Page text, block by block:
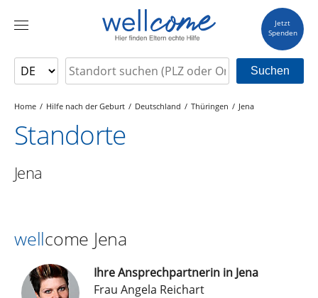
Jetzt
Spenden
Suchen
Home Hilfe nach der Geburt Deutschland Thüringen Jena
Standorte
Jena
wellcome Jena
Ihre Ansprechpartnerin in Jena
Frau Angela Reichart